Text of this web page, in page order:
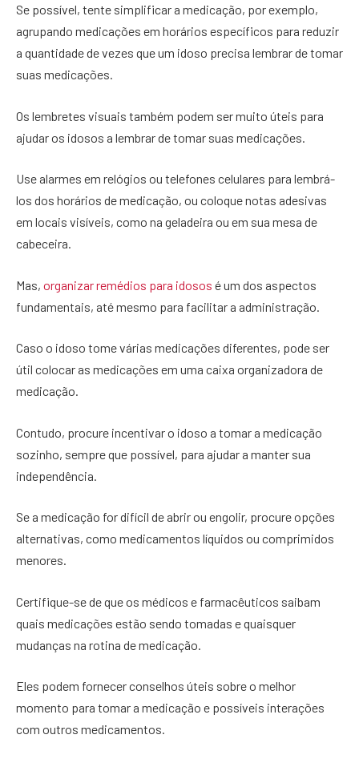
Se possível, tente simplificar a medicação, por exemplo,
agrupando medicações em horários específicos para reduzir
a quantidade de vezes que um idoso precisa lembrar de tomar
suas medicações.
Os lembretes visuais também podem ser muito úteis para
ajudar os idosos a lembrar de tomar suas medicações.
Use alarmes em relógios ou telefones celulares para lembrá-
los dos horários de medicação, ou coloque notas adesivas
em locais visíveis, como na geladeira ou em sua mesa de
cabeceira.
Mas, organizar remédios para idosos é um dos aspectos
fundamentais, até mesmo para facilitar a administração.
Caso o idoso tome várias medicações diferentes, pode ser
útil colocar as medicações em uma caixa organizadora de
medicação.
Contudo, procure incentivar o idoso a tomar a medicação
sozinho, sempre que possível, para ajudar a manter sua
independência.
Se a medicação for difícil de abrir ou engolir, procure opções
alternativas, como medicamentos líquidos ou comprimidos
menores.
Certifique-se de que os médicos e farmacêuticos saibam
quais medicações estão sendo tomadas e quaisquer
mudanças na rotina de medicação.
Eles podem fornecer conselhos úteis sobre o melhor
momento para tomar a medicação e possíveis interações
com outros medicamentos.